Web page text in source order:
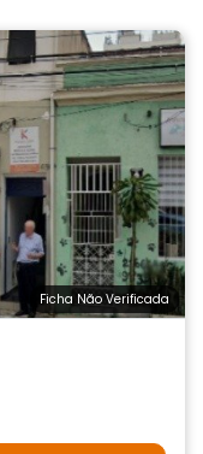
Ficha Não Verificada